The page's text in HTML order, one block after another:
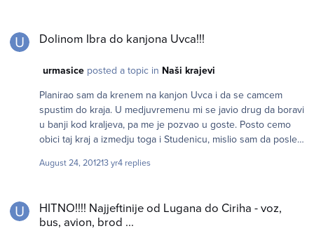
Dolinom Ibra do kanjona Uvca!!!
urmasiceposted a topic in Naši krajevi
Planirao sam da krenem na kanjon Uvca i da se camcem
spustim do kraja. U medjuvremenu mi se javio drug da boravi
u banji kod kraljeva, pa me je pozvao u goste. Posto cemo
obici taj kraj a izmedju toga i Studenicu, mislio sam da posle
polako za 1 do 2 dana pesice obidjem i Petrovu crkvu ,
interesuje jel ima tamo da se iznajme camci ili da li neko
provodi kanjonom Uvca, a ako ne da li moguce pesice da se
August 24, 201213 yr4 replies
HITNO!!!! Najjeftinije od Lugana do Ciriha - voz,
bus, avion, brod ...